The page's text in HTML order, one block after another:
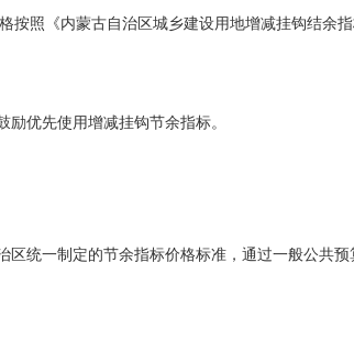
按照《内蒙古自治区城乡建设用地增减挂钩结余
优先使用增减挂钩节余指标。
统一制定的节余指标价格标准，通过一般公共预